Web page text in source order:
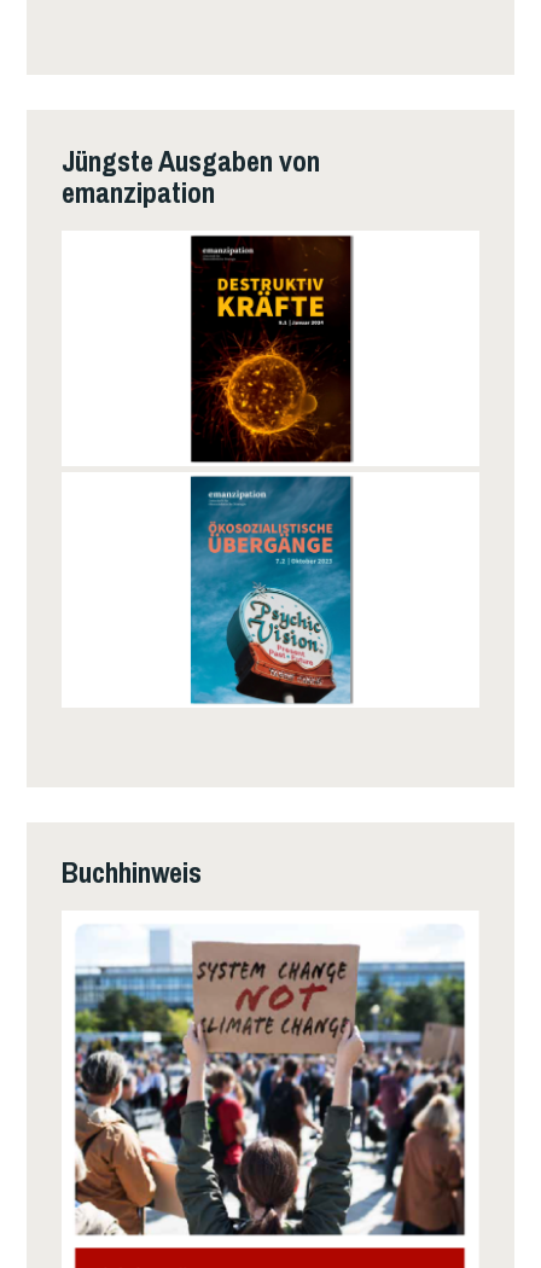
Jüngste Ausgaben von
emanzipation
Buchhinweis